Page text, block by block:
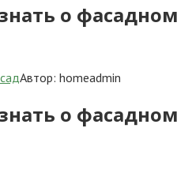
о фасадном
Автор: homeadmin
о фасадном